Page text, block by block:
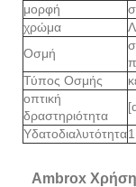
μορφή
χρώμα
Οσμή
Τύπος Οσμής
οπτική
δραστηριότητα
Υδατοδιαλυτότητα
Ambrox Χρήση